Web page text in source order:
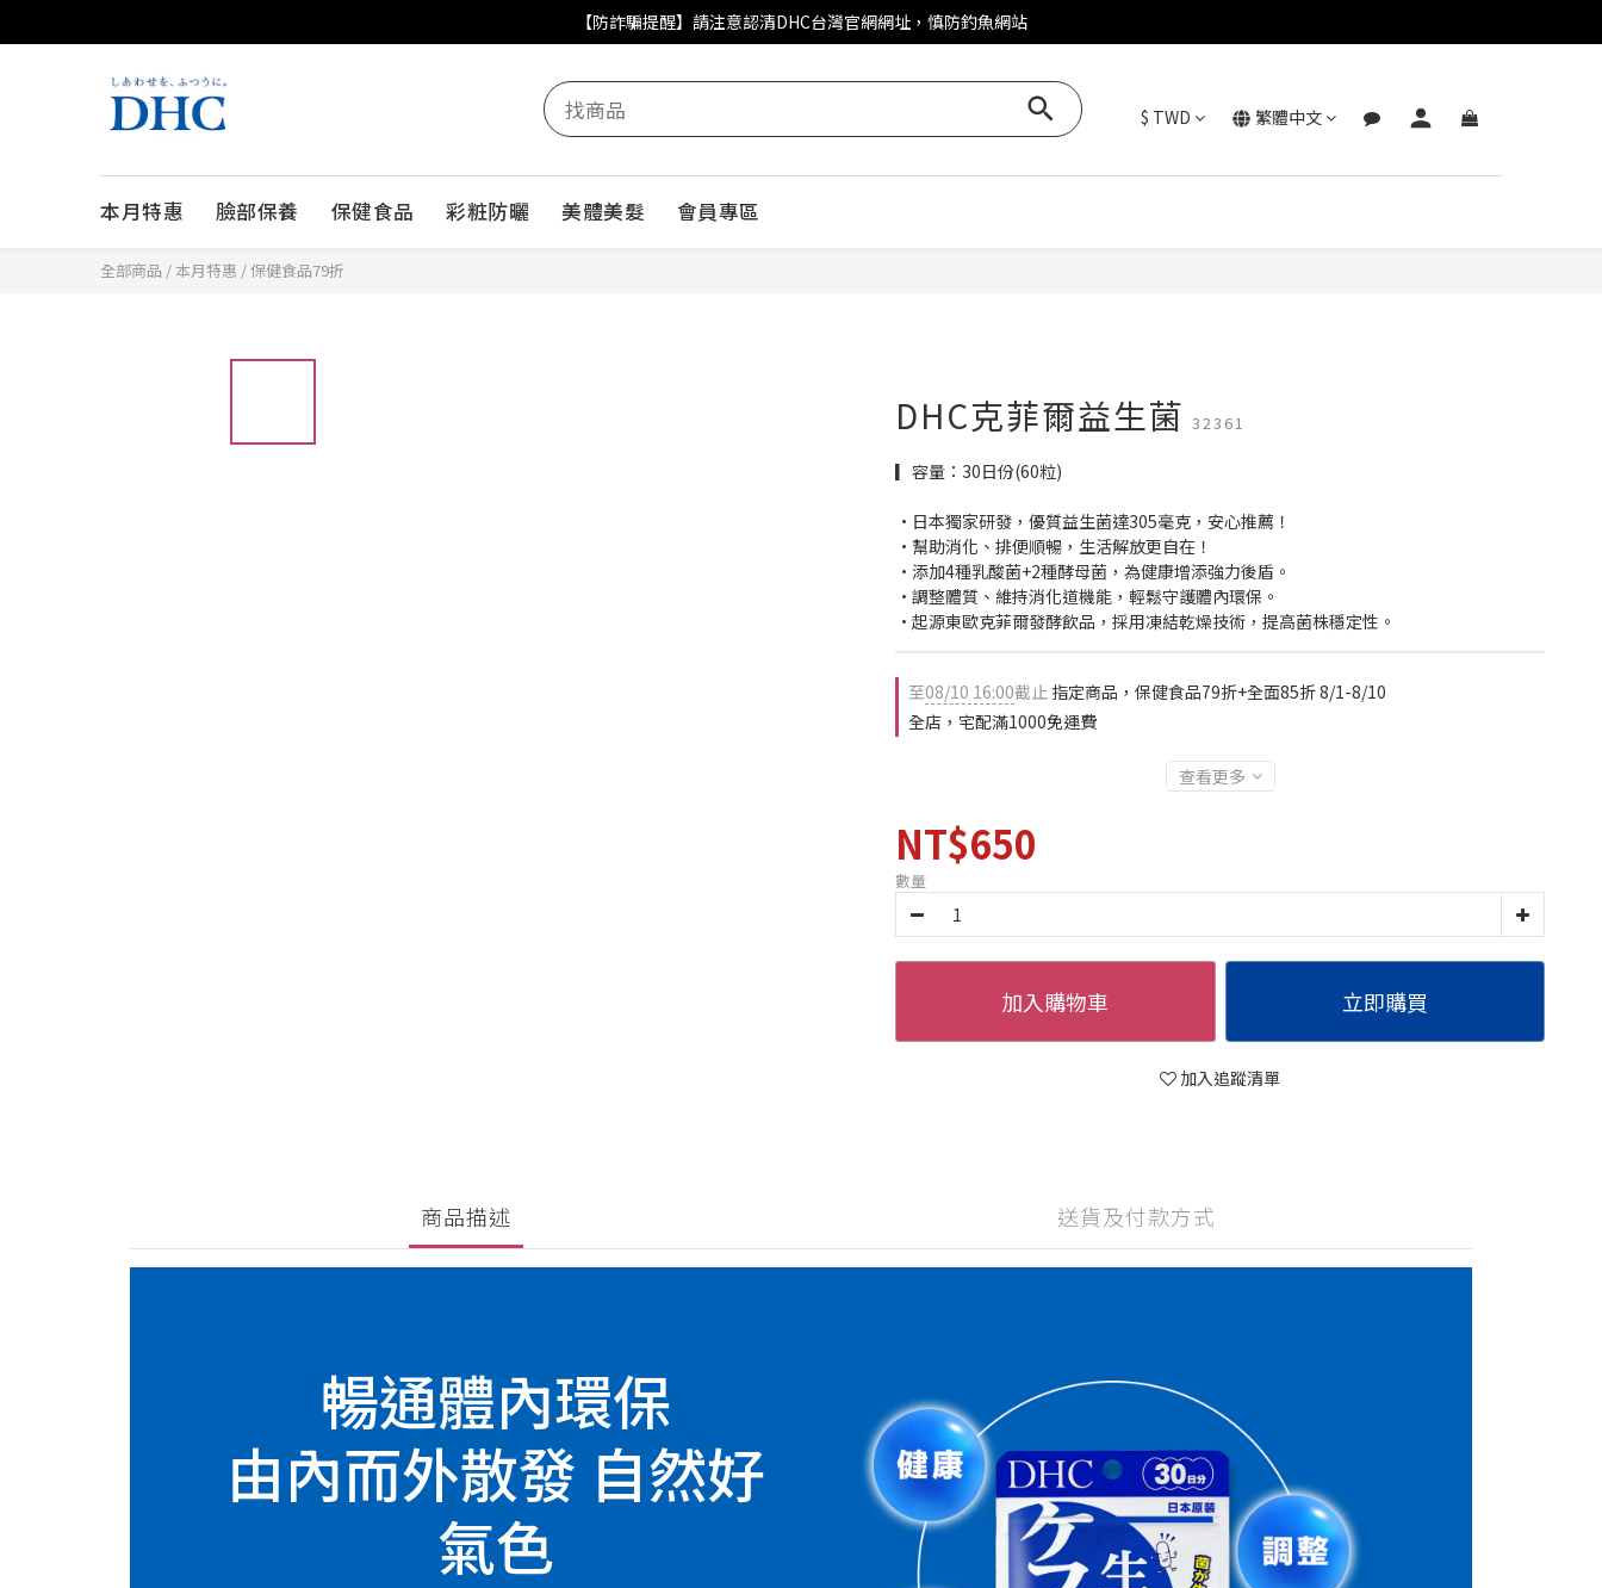
DHC好眠素百人募集體驗再抽石墨烯眼罩
DHC好眠素百人募集體驗再抽石墨烯眼罩
本月特惠 臉部保養 保健食品 彩粧防曬 美體美髮 會員專區
$ TWD 繁體中文
全部商品 / 本月特惠 /保健食品79折
DHC克菲爾益生菌 32361
▎容量：30日份(60粒)
•日本獨家研發，優質益生菌達305毫克，安心推薦！
•幫助消化、排便順暢，生活解放更自在！
•添加4種乳酸菌+2種酵母菌，為健康增添強力後盾。
•調整體質、維持消化道機能，輕鬆守護體內環保。
•起源東歐克菲爾發酵飲品，採用凍結乾燥技術，提高菌株穩定性。
至08/10 16:00截止 指定商品，保健食品79折+全面85折 8/1-8/10
全店，宅配滿1000免運費
查看更多
NT$650
數量
加入購物車 立即購買
加入追蹤清單
商品描述 送貨及付款方式
暢通體內環保
由內而外散發 自然好
氣色